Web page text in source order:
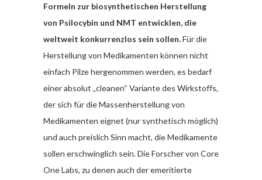
Formeln zur biosynthetischen Herstellung
von Psilocybin und NMT entwicklen, die
weltweit konkurrenzlos sein sollen.Für die
Herstellung von Medikamenten können nicht
einfach Pilze hergenommen werden, es bedarf
einer absolut „cleanen“ Variante des Wirkstoffs,
der sich für die Massenherstellung von
Medikamenten eignet (nur synthetisch möglich)
und auch preislich Sinn macht, die Medikamente
sollen erschwinglich sein. Die Forscher von Core
One Labs, zu denen auch der emeritierte